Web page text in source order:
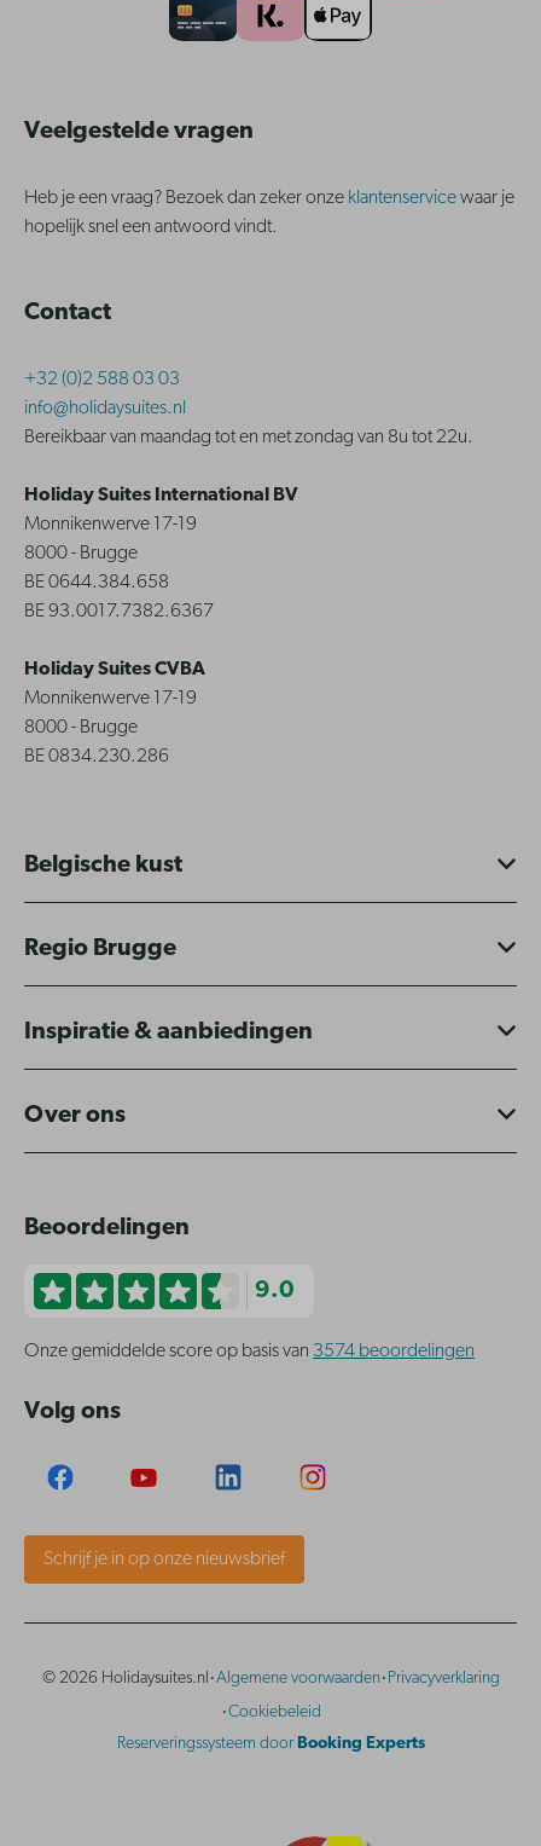
Veelgestelde vragen
Heb je een vraag? Bezoek dan zeker onze klantenservicewaar je
hopelijk snel een antwoord vindt.
Contact
+32 (0)2 588 03 03
info@holidaysuites.nl
Bereikbaar van maandag tot en met zondag van 8u tot 22u.
Holiday Suites International BV
Monnikenwerve 17-19
8000 - Brugge
BE 0644.384.658
BE 93.0017.7382.6367
Holiday Suites CVBA
Monnikenwerve 17-19
8000 - Brugge
BE 0834.230.286
Belgische kust
Regio Brugge
Inspiratie & aanbiedingen
Over ons
Beoordelingen
9.0
Onze gemiddelde score op basis van 3574 beoordelingen
Volg ons
Schrijf je in op onze nieuwsbrief
© 2026 Holidaysuites.nl ·Algemene voorwaarden· Privacyverklaring
·Cookiebeleid
Reserveringssysteem door Booking Experts